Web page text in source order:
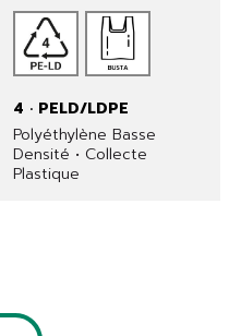
4 · PELD/LDPE
Polyéthylène Basse
Densité • Collecte
Plastique